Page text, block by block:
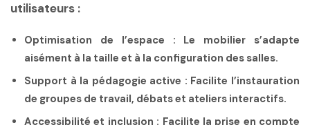
utilisateurs :
Optimisation de l’espace : Le mobilier s’adapte
aisément à la taille et à la configuration des salles.
Support à la pédagogie active : Facilite l’instauration
de groupes de travail, débats et ateliers interactifs.
Accessibilité et inclusion : Facilite la prise en compte